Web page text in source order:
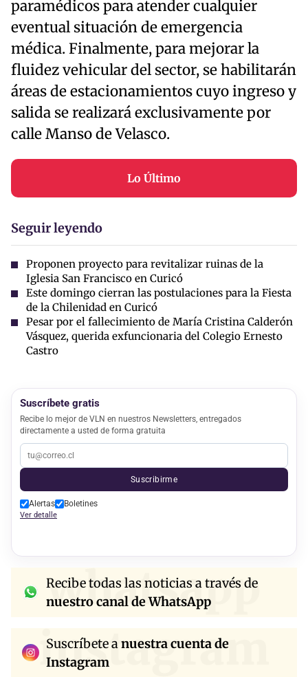
paramédicos para atender cualquier
eventual situación de emergencia
médica. Finalmente, para mejorar la
fluidez vehicular del sector, se habilitarán
áreas de estacionamientos cuyo ingreso y
salida se realizará exclusivamente por
calle Manso de Velasco.
Lo Último
Seguir leyendo
Proponen proyecto para revitalizar ruinas de la
Iglesia San Francisco en Curicó
Este domingo cierran las postulaciones para la Fiesta
de la Chilenidad en Curicó
Pesar por el fallecimiento de María Cristina Calderón
Vásquez, querida exfuncionaria del Colegio Ernesto
Castro
Suscríbete gratis
Recibe lo mejor de VLN en nuestros Newsletters, entregados
directamente a usted de forma gratuita
Suscribirme
Alertas Boletines
Ver detalle
whatsapp
Recibe todas las noticias a través de
nuestro canal de WhatsApp
instagram
Suscríbete anuestra cuenta de
Instagram